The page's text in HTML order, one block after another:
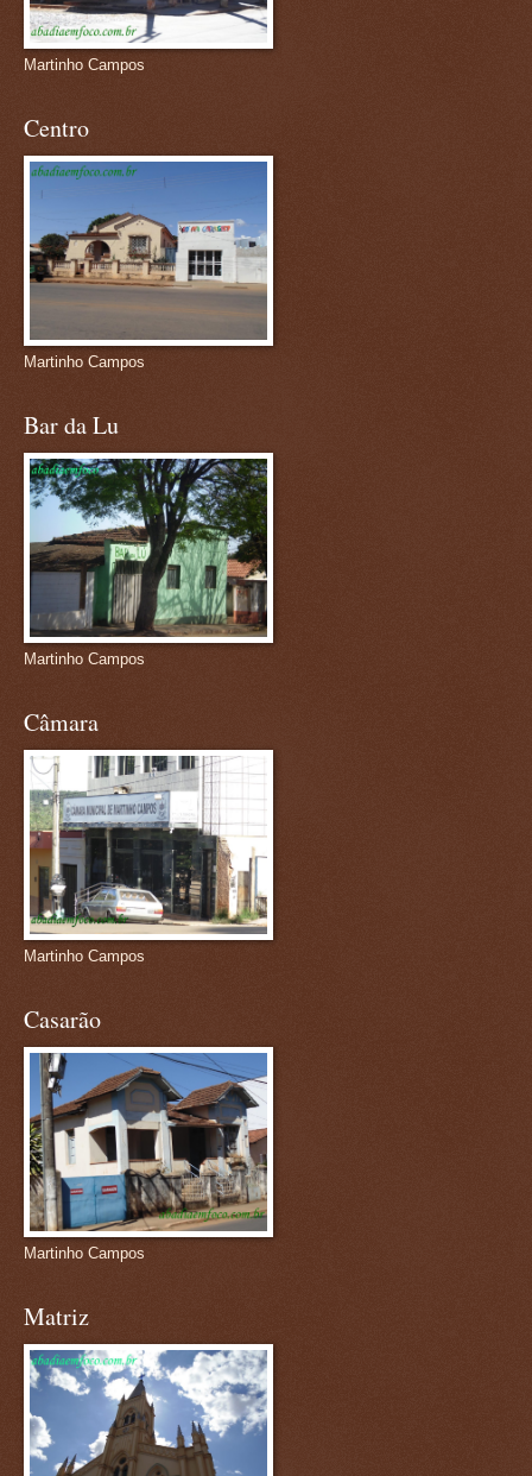
Martinho Campos
Centro
Martinho Campos
Bar da Lu
Martinho Campos
Câmara
Martinho Campos
Casarão
Martinho Campos
Matriz